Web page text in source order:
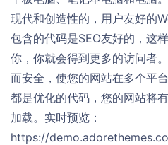
现代和创造性的，用户友好的
包含的代码是SEO友好的，这
你，你就会得到更多的访问者
而安全，使您的网站在多个平
都是优化的代码，您的网站将
加载。实时预览：
https://